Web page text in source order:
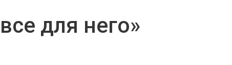
все для него»